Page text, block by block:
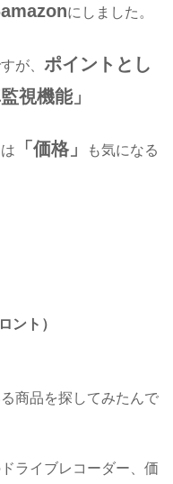
amazonにしました。
が、 ポイントとし
視機能」
「価格」
も気になる
ント）
商品を探してみたんで
ライブレコーダー、価